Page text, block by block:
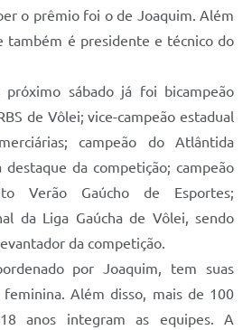
Privacidade
o prêmio foi o de Joaquim. Além
também é presidente e técnico do
próximo sábado já foi bicampeão
de Vôlei; vice-campeão estadual
campeão do Atlântida
da competição; campeão
Verão Gaúcho de Esportes;
da Liga Gaúcha de Vôlei, sendo
da competição.
por Joaquim, tem suas
feminina. Além disso, mais de 100
anos integram as equipes. A